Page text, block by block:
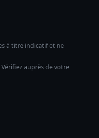
à titre indicatif et ne
auprès de votre